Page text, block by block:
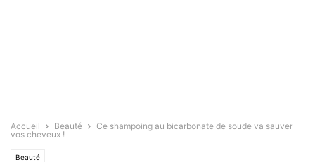
Accueil Beauté
Ce shampoing au bicarbonate de soude va sauver
vos cheveux !
Beauté